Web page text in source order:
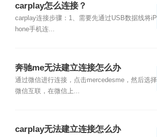
carplay怎么连接？
carplay连接步骤：1、需要先通过USB数据线将iP
hone手机连...
奔驰me无法建立连接怎么办
通过微信进行连接，点击mercedesme，然后选择
微信互联，在微信上...
carplay无法建立连接怎么办